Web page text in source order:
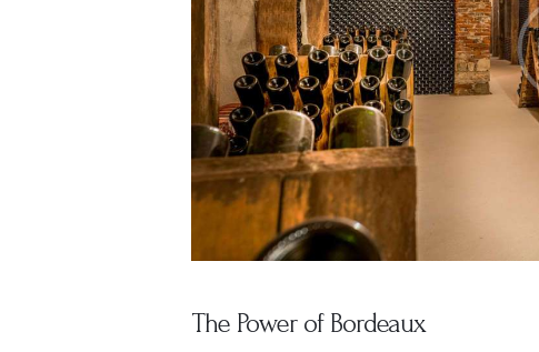
The Power of Bordeaux